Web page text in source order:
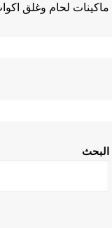
ماكينات لحام وغلق
البحث